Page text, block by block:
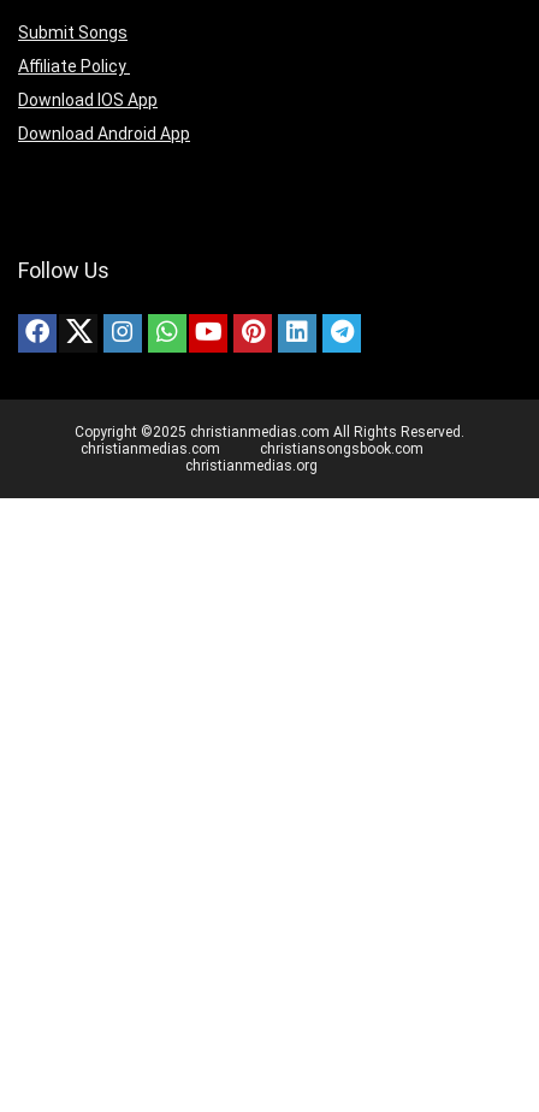
Submit Songs
Affiliate Policy
Download IOS App
Download Android App
Follow Us
Copyright ©2025 christianmedias.com All Rights Reserved.
christianmedias.com
christiansongsbook.com
christianmedias.org